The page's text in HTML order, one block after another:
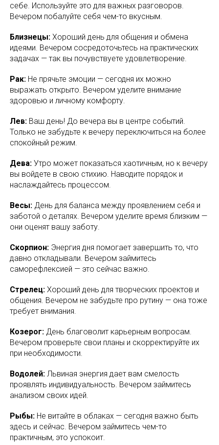
себе. Используйте это для важных разговоров.
Вечером побалуйте себя чем-то вкусным.
Близнецы: Хороший день для общения и обмена
идеями. Вечером сосредоточьтесь на практических
задачах — так вы почувствуете удовлетворение.
Рак: Не прячьте эмоции — сегодня их можно
выражать открыто. Вечером уделите внимание
здоровью и личному комфорту.
Лев: Ваш день! До вечера вы в центре событий.
Только не забудьте к вечеру переключиться на более
спокойный режим.
Дева: Утро может показаться хаотичным, но к вечеру
вы войдете в свою стихию. Наводите порядок и
наслаждайтесь процессом.
Весы: День для баланса между проявлением себя и
заботой о деталях. Вечером уделите время близким —
они оценят вашу заботу.
Скорпион: Энергия дня помогает завершить то, что
давно откладывали. Вечером займитесь
саморефлексией — это сейчас важно.
Стрелец: Хороший день для творческих проектов и
общения. Вечером не забудьте про рутину — она тоже
требует внимания.
Козерог: День благоволит карьерным вопросам.
Вечером проверьте свои планы и скорректируйте их
при необходимости.
Водолей: Львиная энергия дает вам смелость
проявлять индивидуальность. Вечером займитесь
анализом своих идей.
Рыбы: Не витайте в облаках — сегодня важно быть
здесь и сейчас. Вечером займитесь чем-то
практичным, это успокоит.